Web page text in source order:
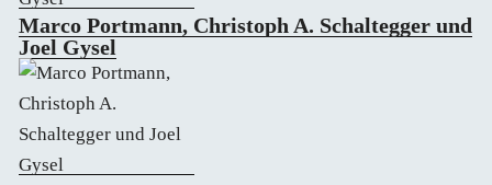
Marco Portmann, Christoph A. Schaltegger und
Joel Gysel